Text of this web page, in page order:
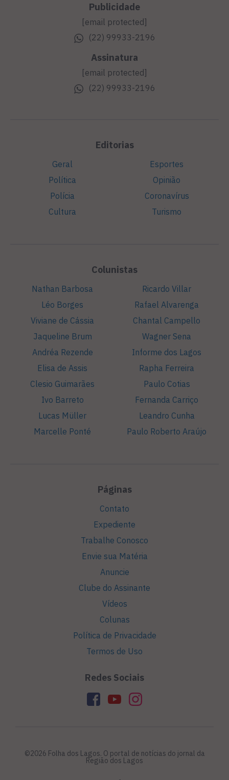
Publicidade
[email protected]
(22) 99933-2196
Assinatura
[email protected]
(22) 99933-2196
Editorias
Geral
Política
Polícia
Cultura
Esportes
Opinião
Coronavírus
Turismo
Colunistas
Nathan Barbosa
Léo Borges
Viviane de Cássia
Jaqueline Brum
Andréa Rezende
Elisa de Assis
Clesio Guimarães
Ivo Barreto
Lucas Müller
Marcelle Ponté
Ricardo Villar
Rafael Alvarenga
Chantal Campello
Wagner Sena
Informe dos Lagos
Rapha Ferreira
Paulo Cotias
Fernanda Carriço
Leandro Cunha
Paulo Roberto Araújo
Páginas
Contato
Expediente
Trabalhe Conosco
Envie sua Matéria
Anuncie
Clube do Assinante
Vídeos
Colunas
Política de Privacidade
Termos de Uso
Redes Sociais
©2026 Folha dos Lagos. O portal de notícias do jornal da
Região dos Lagos